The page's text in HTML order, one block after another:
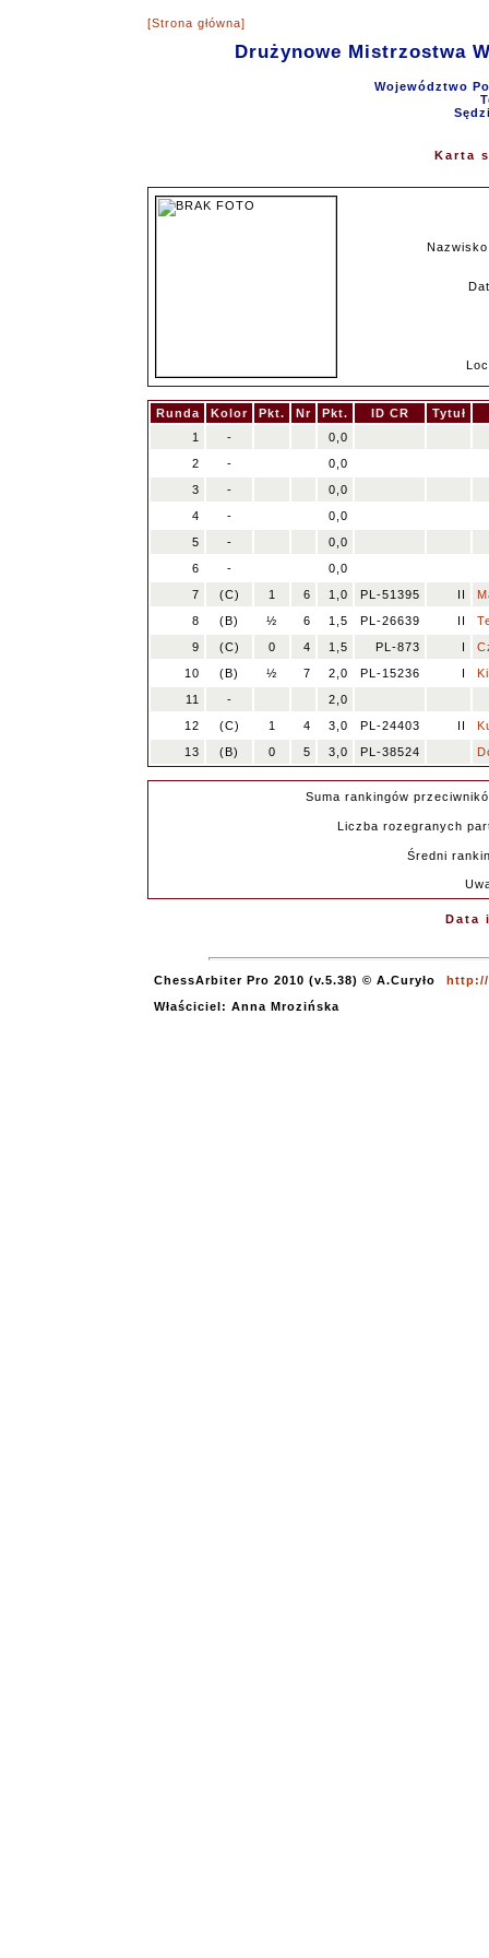
[Strona główna]
Drużynowe Mistrzostwa
Województwo
Karta
Runda Kolor Pkt. Nr Pkt. ID CR
Tytuł
1
-
0,0
2
-
0,0
3
-
0,0
4
-
0,0
5
-
0,0
6
-
0,0
7
(C) 1 6 1,0 PL-51395 II
8
(B) ½ 6 1,5 PL-26639 II
9
(C) 0 4 1,5 PL-873 I
10
(B) ½ 7 2,0 PL-15236 I
11
-
2,0
12
(C) 1 4 3,0 PL-24403 II
13
(B) 0 5 3,0 PL-38524
Suma rankingów
Liczba rozegranych
Średni
Data
ChessArbiter Pro 2010 (v.5.38) © A.Curyło
http://
Właściciel: Anna Mrozińska